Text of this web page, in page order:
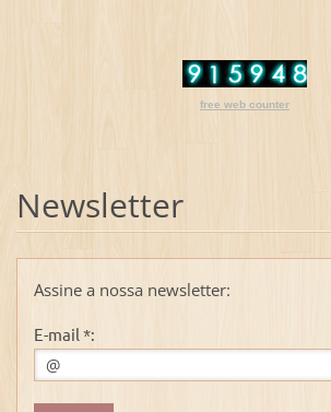
free web counter
Newsletter
Assine a nossa newsletter:
E-mail *: